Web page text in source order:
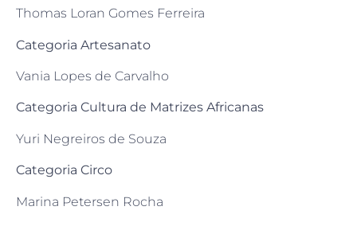
Thomas Loran Gomes Ferreira
Categoria Artesanato
Vania Lopes de Carvalho
Categoria Cultura de Matrizes Africanas
Yuri Negreiros de Souza
Categoria Circo
Marina Petersen Rocha